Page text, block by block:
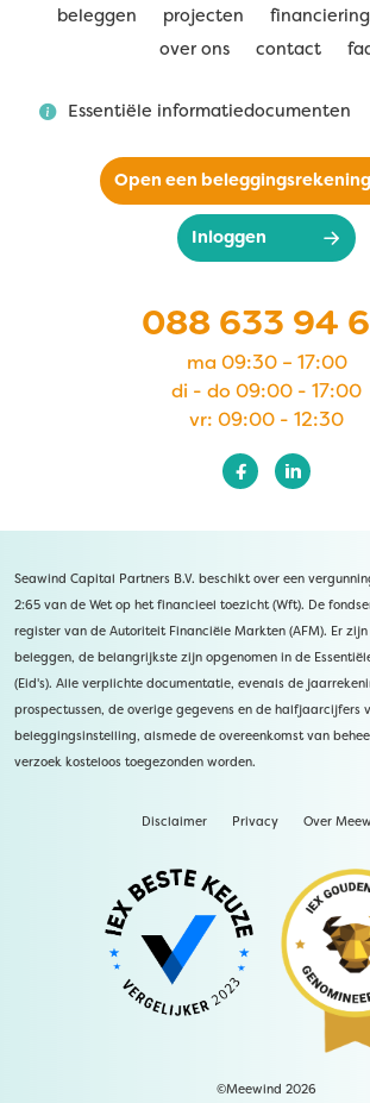
beleggen projecten financiering
over ons
contact
Essentiële informatiedocumenten
Open een beleggingsrekening
Inloggen
088 633 94
ma 09:30 – 17:00
di - do 09:00 - 17:00
vr: 09:00 - 12:30
Seawind Capital Partners B.V. beschikt over een
2:65 van de Wet op het financieel toezicht (Wft). De
register van de Autoriteit Financiële Markten (AFM). Er
beleggen, de belangrijkste zijn opgenomen in de
(Eid's). Alle verplichte documentatie, evenals de
prospectussen, de overige gegevens en de halfjaarcijfers
beleggingsinstelling, alsmede de overeenkomst van
verzoek kosteloos toegezonden worden.
Disclaimer Privacy Over
©Meewind 2026